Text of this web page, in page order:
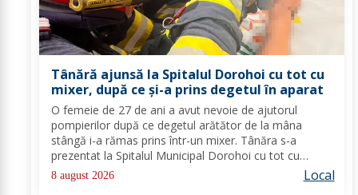
Tânără ajunsă la Spitalul Dorohoi cu tot cu
mixer, după ce și-a prins degetul în aparat
O femeie de 27 de ani a avut nevoie de ajutorul
pompierilor după ce degetul arătător de la mâna
stângă i-a rămas prins într-un mixer. Tânăra s-a
prezentat la Spitalul Municipal Dorohoi cu tot cu
aparatul electrocasnic, iar medicii au solicitat
intervenția salvatorilor. Pompierii din cadrul...
8 august 2026 Local